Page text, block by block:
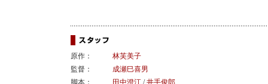
原作：
林芙美子
監督：
成瀬巳喜男
脚本：
田中澄江/井手俊郎